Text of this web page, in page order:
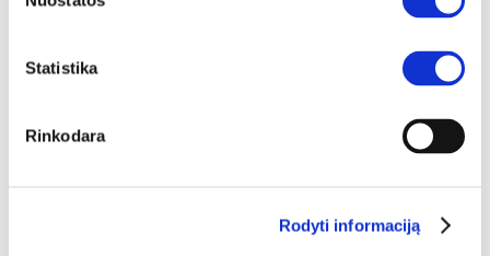
Statistika
Rinkodara
Rodyti informaciją
Kaina galioja individualiems
Skirtumas tarp užsakomų ir sandėlyje
esančių prekių kainų
Į krepšelį